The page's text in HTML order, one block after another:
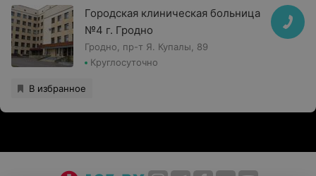
Городская клиническая больница
№4 г. Гродно
Гродно, пр-т Я. Купалы, 89
Круглосуточно
В избранное